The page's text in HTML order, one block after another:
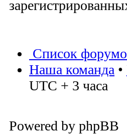
Список
Наша команда •
UTC + 3 часа
Powered by phpBB